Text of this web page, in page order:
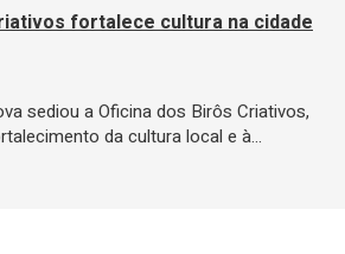
fortalece cultura na cidade
sediou a Oficina dos Birôs Criativos,
da cultura local e à…